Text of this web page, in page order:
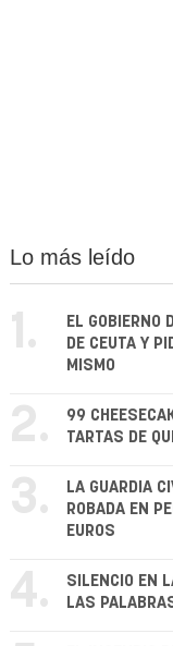
Lo más leído
1.
EL GOBIERNO
DE CEUTA Y
MISMO
2.
99
TARTAS DE
3.
LA GUARDIA
ROBADA EN
EUROS
4.
SILENCIO EN
LAS